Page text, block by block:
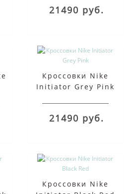
21490 руб.
Кроссовки Nike
Initiator Grey Pink
21490 руб.
Кроссовки Nike